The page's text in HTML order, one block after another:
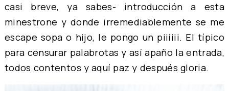
casi breve, ya sabes- introducción a esta
minestrone y donde irremediablemente se me
escape sopa o hijo, le pongo un piiiiii. El típico
para censurar palabrotas y así apaño la entrada,
todos contentos y aquí paz y después gloria.